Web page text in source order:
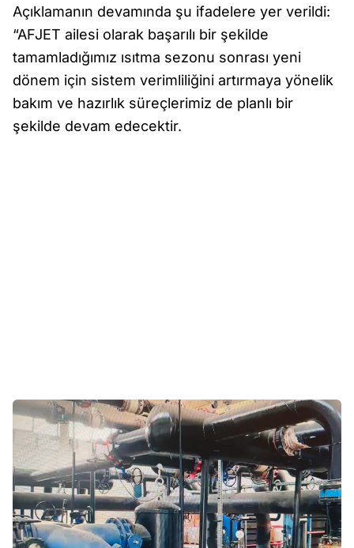
Açıklamanın devamında şu ifadelere yer verildi:
“AFJET ailesi olarak başarılı bir şekilde
tamamladığımız ısıtma sezonu sonrası yeni
dönem için sistem verimliliğini artırmaya yönelik
bakım ve hazırlık süreçlerimiz de planlı bir
şekilde devam edecektir.